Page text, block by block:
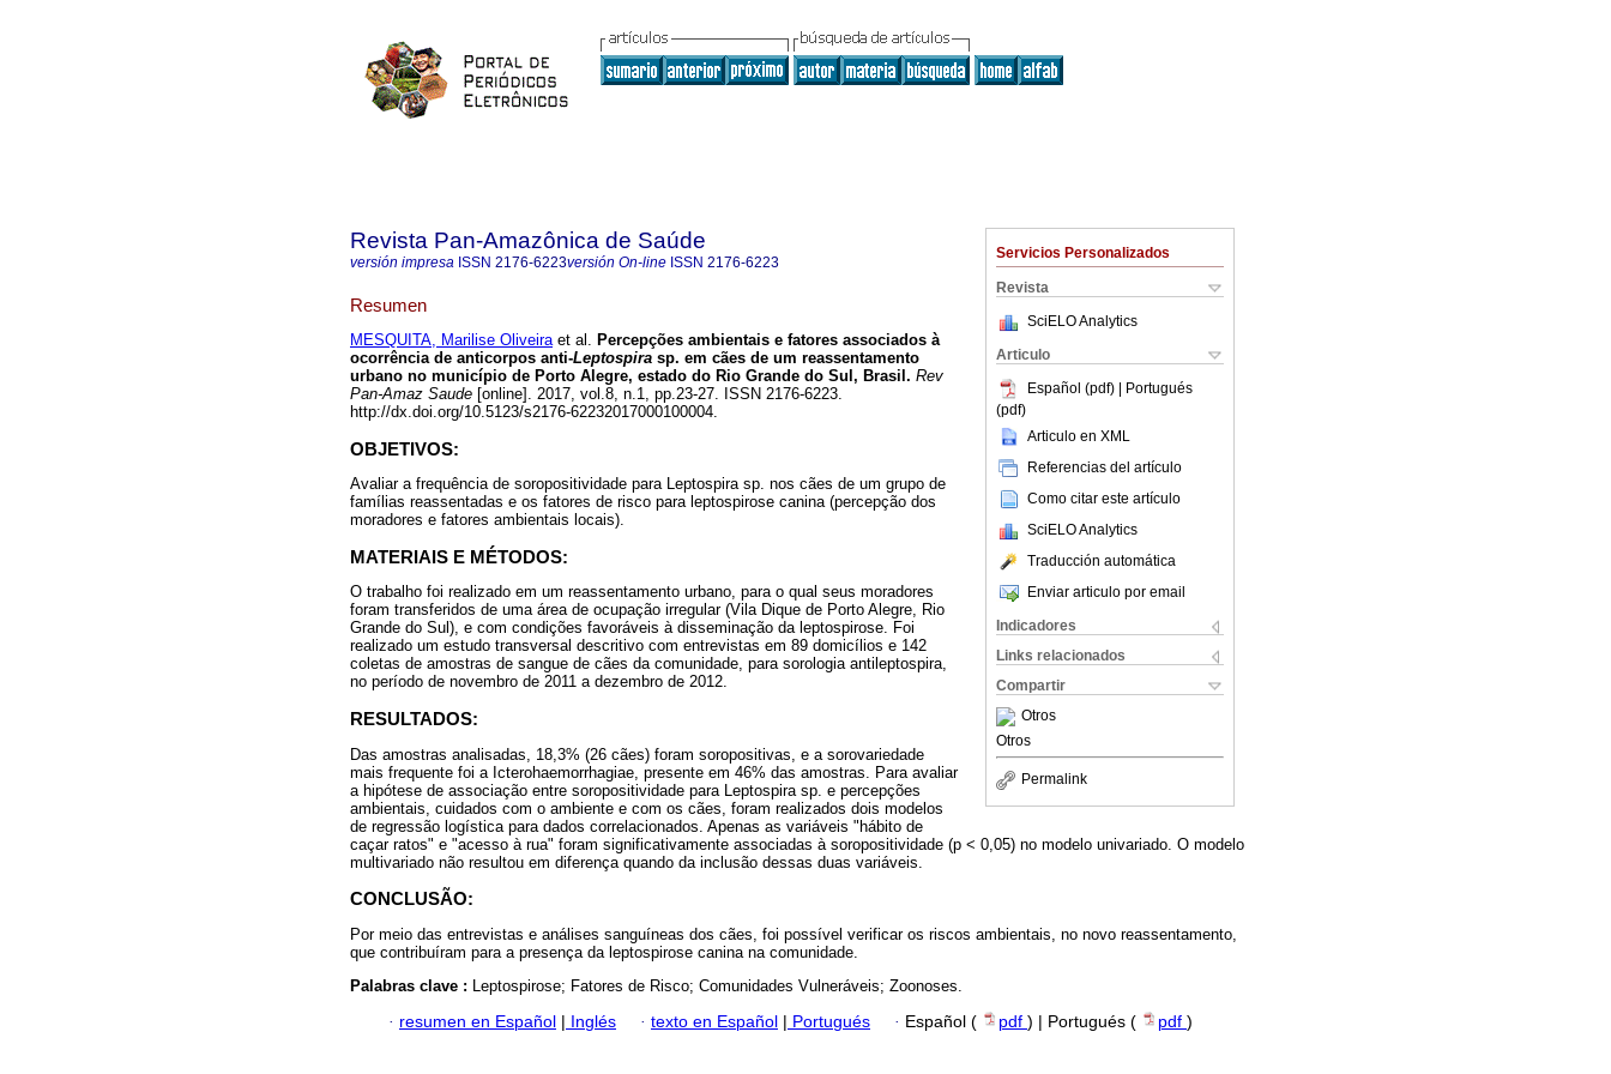
Servicios Personalizados
Revista
SciELO Analytics
Articulo
Español (pdf) | Portugués
(pdf)
Articulo en XML
Referencias del artículo
Como citar este artículo
SciELO Analytics
Traducción automática
Enviar articulo por email
Indicadores
Links relacionados
Compartir
Otros
Otros
Permalink
Revista Pan-Amazônica de Saúde
versión impresa ISSN 2176-6223versión On-line ISSN 2176-6223
Resumen
MESQUITA, Marilise Oliveiraet al. Percepções ambientais e fatores associados à
ocorrência de anticorpos anti-Leptospira sp. em cães de um reassentamento
urbano no município de Porto Alegre, estado do Rio Grande do Sul, Brasil. Rev
Pan-Amaz Saude [online]. 2017, vol.8, n.1, pp.23-27. ISSN 2176-6223.
http://dx.doi.org/10.5123/s2176-62232017000100004.
OBJETIVOS:
Avaliar a frequência de soropositividade para Leptospira sp. nos cães de um grupo de
famílias reassentadas e os fatores de risco para leptospirose canina (percepção dos
moradores e fatores ambientais locais).
MATERIAIS E MÉTODOS:
O trabalho foi realizado em um reassentamento urbano, para o qual seus moradores
foram transferidos de uma área de ocupação irregular (Vila Dique de Porto Alegre, Rio
Grande do Sul), e com condições favoráveis à disseminação da leptospirose. Foi
realizado um estudo transversal descritivo com entrevistas em 89 domicílios e 142
coletas de amostras de sangue de cães da comunidade, para sorologia antileptospira,
no período de novembro de 2011 a dezembro de 2012.
RESULTADOS:
Das amostras analisadas, 18,3% (26 cães) foram soropositivas, e a sorovariedade
mais frequente foi a Icterohaemorrhagiae, presente em 46% das amostras. Para avaliar
a hipótese de associação entre soropositividade para Leptospira sp. e percepções
ambientais, cuidados com o ambiente e com os cães, foram realizados dois modelos
de regressão logística para dados correlacionados. Apenas as variáveis "hábito de
caçar ratos" e "acesso à rua" foram significativamente associadas à soropositividade (p < 0,05) no modelo univariado. O modelo
multivariado não resultou em diferença quando da inclusão dessas duas variáveis.
CONCLUSÃO:
Por meio das entrevistas e análises sanguíneas dos cães, foi possível verificar os riscos ambientais, no novo reassentamento,
que contribuíram para a presença da leptospirose canina na comunidade.
Palabras clave :
Leptospirose; Fatores de Risco; Comunidades Vulneráveis; Zoonoses.
· resumen en Español Inglés · texto en Español Portugués · Español ( pdf ) | Portugués ( pdf )